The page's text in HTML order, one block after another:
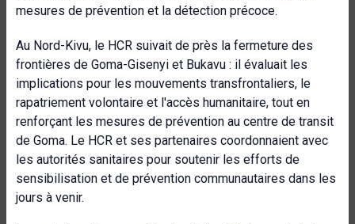
mesures de prévention et la détection précoce.
Au Nord-Kivu, le HCR suivait de près la fermeture des
frontières de Goma-Gisenyi et Bukavu : il évaluait les
implications pour les mouvements transfrontaliers, le
rapatriement volontaire et l'accès humanitaire, tout en
renforçant les mesures de prévention au centre de transit
de Goma. Le HCR et ses partenaires coordonnaient avec
les autorités sanitaires pour soutenir les efforts de
sensibilisation et de prévention communautaires dans les
jours à venir.